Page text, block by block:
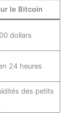
le Bitcoin
dollars
24 heures
des petits